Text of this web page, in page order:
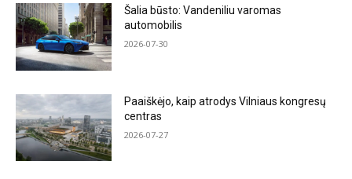
Šalia būsto: Vandeniliu varomas
automobilis
2026-07-30
Paaiškėjo, kaip atrodys Vilniaus kongresų
centras
2026-07-27